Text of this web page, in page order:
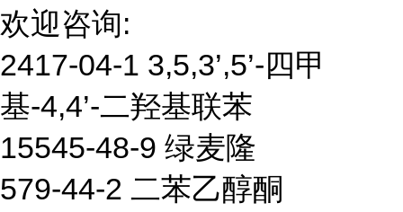
欢迎咨询:
2417-04-1 3,5,3’,5’-四甲
基-4,4’-二羟基联苯
15545-48-9 绿麦隆
579-44-2 二苯乙醇酮